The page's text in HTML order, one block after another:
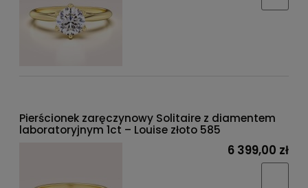
Pierścionek zaręczynowy Solitaire z diamentem
laboratoryjnym 1ct – Louise złoto 585
6 399,00 zł